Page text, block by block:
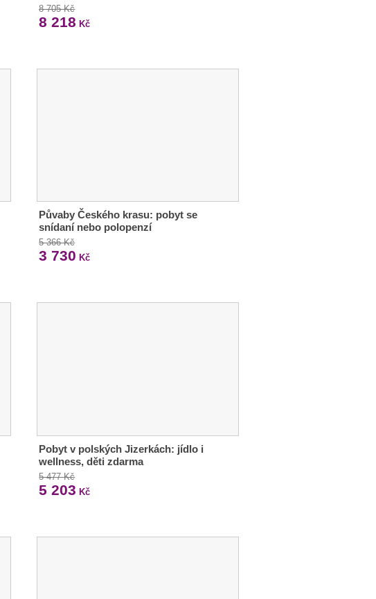
8 705 Kč
8 218 Kč
Půvaby Českého krasu: pobyt se
snídaní nebo polopenzí
5 366 Kč
3 730 Kč
Pobyt v polských Jizerkách: jídlo i
wellness, děti zdarma
5 477 Kč
5 203 Kč